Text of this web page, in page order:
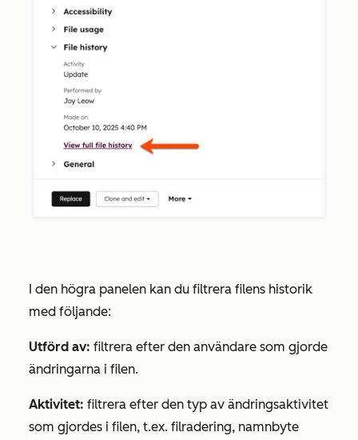
I den högra panelen kan du filtrera filens historik
med följande:
Utförd av: filtrera efter den användare som gjorde
ändringarna i filen.
Aktivitet: filtrera efter den typ av ändringsaktivitet
som gjordes i filen, t.ex. filradering, namnbyte